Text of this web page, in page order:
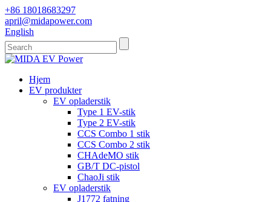
+86 18018683297
april@midapower.com
English
Hjem
EV produkter
EV opladerstik
Type 1 EV-stik
Type 2 EV-stik
CCS Combo 1 stik
CCS Combo 2 stik
CHAdeMO stik
GB/T DC-pistol
ChaoJi stik
EV opladerstik
J1772 fatning